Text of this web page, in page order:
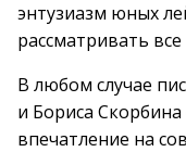
энтузиазм юных
рассматривать все
В любом случае
и Бориса Скорбина
впечатление на